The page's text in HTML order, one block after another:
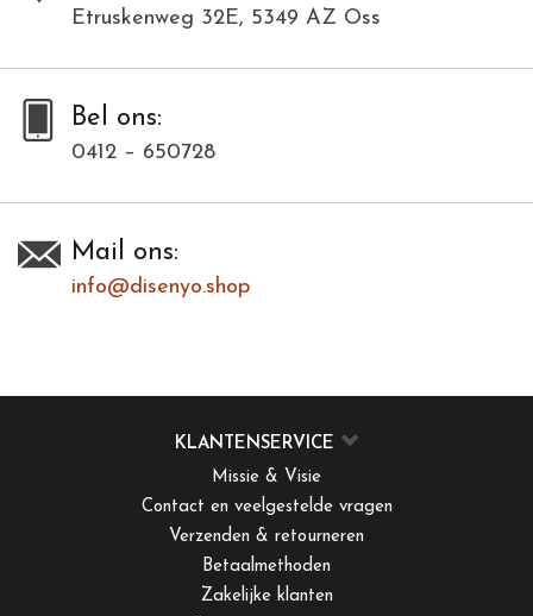
Etruskenweg 32E, 5349 AZ Oss
Bel ons:
0412 – 650728
Mail ons:
info@disenyo.shop
KLANTENSERVICE
Missie & Visie
Contact en veelgestelde vragen
Verzenden & retourneren
Betaalmethoden
Zakelijke klanten